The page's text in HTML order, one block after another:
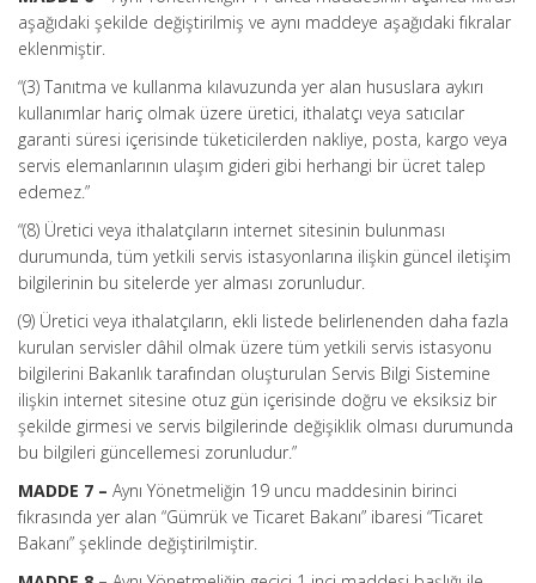
aşağıdaki şekilde değiştirilmiş ve aynı maddeye aşağıdaki fıkralar
eklenmiştir.
“(3) Tanıtma ve kullanma kılavuzunda yer alan hususlara aykırı
kullanımlar hariç olmak üzere üretici, ithalatçı veya satıcılar
garanti süresi içerisinde tüketicilerden nakliye, posta, kargo veya
servis elemanlarının ulaşım gideri gibi herhangi bir ücret talep
edemez.”
“(8) Üretici veya ithalatçıların internet sitesinin bulunması
durumunda, tüm yetkili servis istasyonlarına ilişkin güncel iletişim
bilgilerinin bu sitelerde yer alması zorunludur.
(9) Üretici veya ithalatçıların, ekli listede belirlenenden daha fazla
kurulan servisler dâhil olmak üzere tüm yetkili servis istasyonu
bilgilerini Bakanlık tarafından oluşturulan Servis Bilgi Sistemine
ilişkin internet sitesine otuz gün içerisinde doğru ve eksiksiz bir
şekilde girmesi ve servis bilgilerinde değişiklik olması durumunda
bu bilgileri güncellemesi zorunludur.”
MADDE 7 – Aynı Yönetmeliğin 19 uncu maddesinin birinci
fıkrasında yer alan “Gümrük ve Ticaret Bakanı” ibaresi “Ticaret
Bakanı” şeklinde değiştirilmiştir.